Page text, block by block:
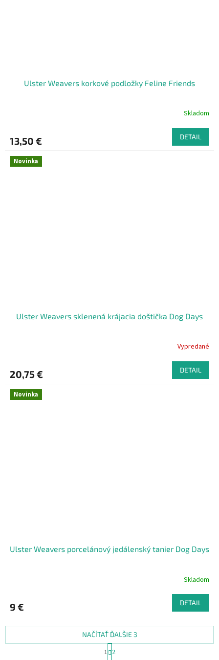
Ulster Weavers korkové podložky Feline Friends
Skladom
13,50 € DETAIL
Novinka
Ulster Weavers sklenená krájacia doštička Dog Days
Vypredané
20,75 € DETAIL
Novinka
Ulster Weavers porcelánový jedálenský tanier Dog Days
Skladom
9 € DETAIL
NAČÍTAŤ ĎALŠIE 3
t
1 2